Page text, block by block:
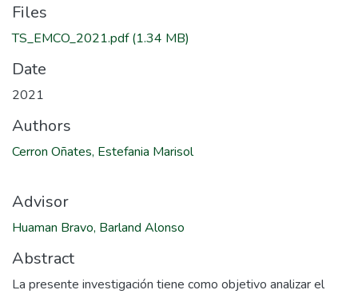
Files
TS_EMCO_2021.pdf(1.34 MB)
Date
2021
Authors
Cerron Oñates, Estefania Marisol
Advisor
Huaman Bravo, Barland Alonso
Abstract
La presente investigación tiene como objetivo analizar el